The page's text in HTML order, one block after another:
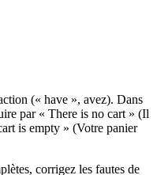
(« have », avez). Dans
par « There is no cart » (Il
is empty » (Votre panier
corrigez les fautes de